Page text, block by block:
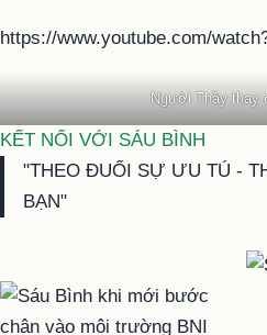
https://www.youtube.com/
Người Thầy thay
KẾT NỐI VỚI SÁU BÌNH
"THEO ĐUỔI SỰ ƯU TÚ -
BẠN"